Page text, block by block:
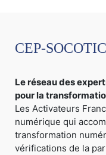
CEP-
Le réseau des
pour la
Les Activateurs
numérique qui
transformation
vérifications de la